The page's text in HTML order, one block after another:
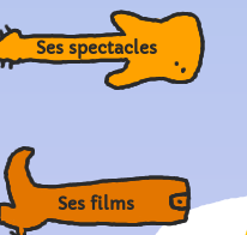
Ses spectacles
Ses films